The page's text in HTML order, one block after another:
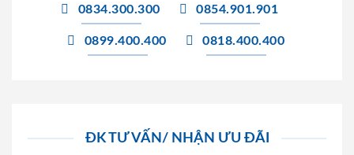
0834.300.300 0854.901.901
0899.400.400 0818.400.400
ĐK TƯ VẤN/ NHẬN ƯU ĐÃI